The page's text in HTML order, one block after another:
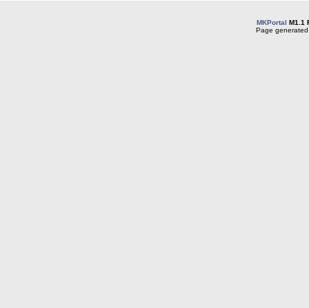
MKPortal M1.1
Page